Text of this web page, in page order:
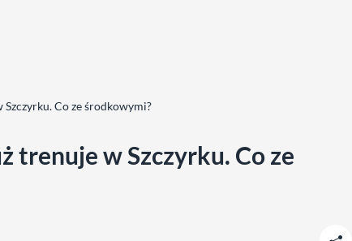
Co ze środkowymi?
trenuje w Szczyrku. Co ze